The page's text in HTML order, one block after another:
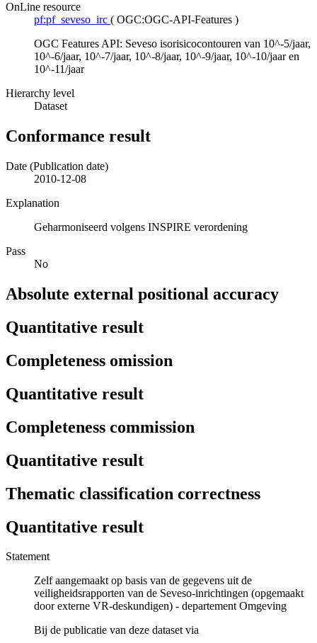
OnLine resource
pf:pf_seveso_irc ( OGC:OGC-API-Features )
OGC Features API: Seveso isorisicocontouren van 10^-5/jaar,
10^-6/jaar, 10^-7/jaar, 10^-8/jaar, 10^-9/jaar, 10^-10/jaar en
10^-11/jaar
Hierarchy level
Dataset
Conformance result
Date (Publication date)
2010-12-08
Explanation
Geharmoniseerd volgens INSPIRE verordening
Pass
No
Absolute external positional accuracy
Quantitative result
Completeness omission
Quantitative result
Completeness commission
Quantitative result
Thematic classification correctness
Quantitative result
Statement
Zelf aangemaakt op basis van de gegevens uit de
veiligheidsrapporten van de Seveso-inrichtingen (opgemaakt
door externe VR-deskundigen) - departement Omgeving
Bij de publicatie van deze dataset via